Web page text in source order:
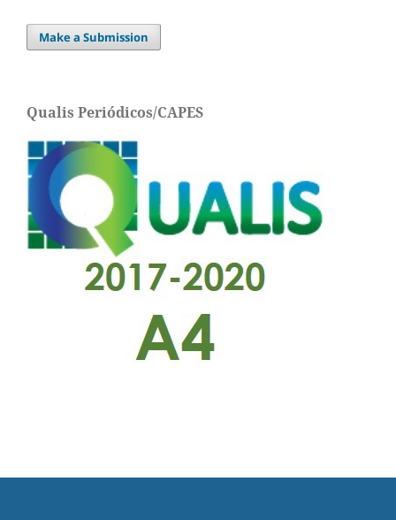
Make a Submission
Qualis Periódicos/CAPES